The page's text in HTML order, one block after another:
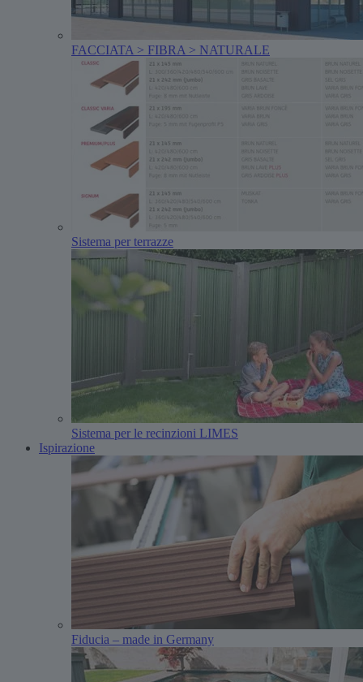
FACCIATA > FIBRA > NATURALE
Sistema per terrazze
Sistema per le recinzioni LIMES
Ispirazione
Fiducia – made in Germany